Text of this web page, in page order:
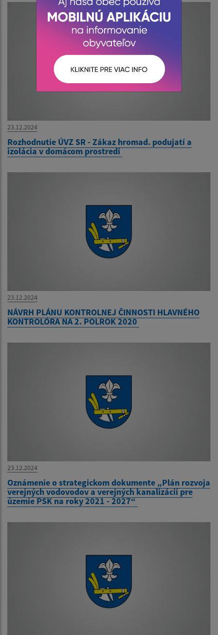
23.12.2024
Rozhodnutie ÚVZ SR - Zákaz hromad. podujatí a
izolácia v domácom prostredí
23.12.2024
NÁVRH PLÁNU KONTROLNEJ ČINNOSTI HLAVNÉHO
KONTROLÓRA NA 2. POLROK 2020
23.12.2024
Oznámenie o strategickom dokumente „Plán rozvoja
verejných vodovodov a verejných kanalizácií pre
územie PSK na roky 2021 - 2027“